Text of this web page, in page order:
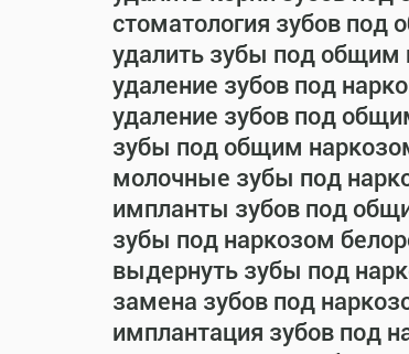
стоматология зубов
удалить зубы под общим
удаление зубов под
удаление зубов под
зубы под общим
молочные зубы под
импланты зубов под
зубы под наркозом
выдернуть зубы под
замена зубов под
имплантация зубов под